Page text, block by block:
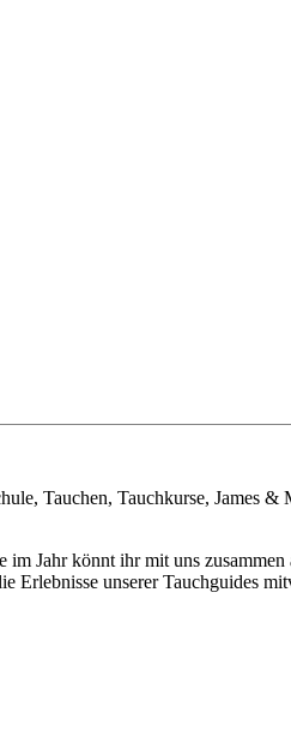
Tauchen, Tauchkurse,
Jahr könnt ihr mit uns
Erlebnisse unserer Tauchguides